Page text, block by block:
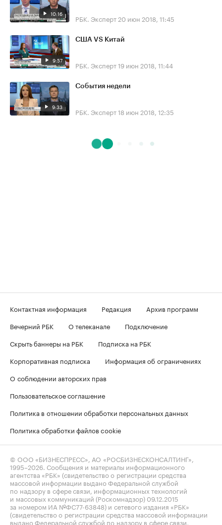
10:16 РБК. Эксперт 20 июн 2018, 11:45
9:57
США VS Китай
РБК. Эксперт19 июн 2018, 11:44
9:33
События недели
РБК. Эксперт18 июн 2018, 12:35
Контактная информация Редакция
Архив программ
Вечерний РБК
О телеканале
Подключение
Скрыть баннеры на РБК
Подписка на РБК
Корпоративная подписка
Информация об ограничениях
О соблюдении авторских прав
Пользовательское соглашение
Политика в отношении обработки персональных данных
Политика обработки файлов cookie
© ООО «БИЗНЕСПРЕСС», АО «РОСБИЗНЕСКОНСАЛТИНГ»,
1995–2026 . Сообщения и материалы информационного
агентства «РБК» (свидетельство о регистрации средства
массовой информации выдано Федеральной службой
по надзору в сфере связи, информационных технологий
и массовых коммуникаций (Роскомнадзор) 09.12.2015
за номером ИА №ФС77-63848) и сетевого издания «РБК»
(свидетельство о регистрации средства массовой информации
выдано Федеральной службой по надзору в сфере связи,